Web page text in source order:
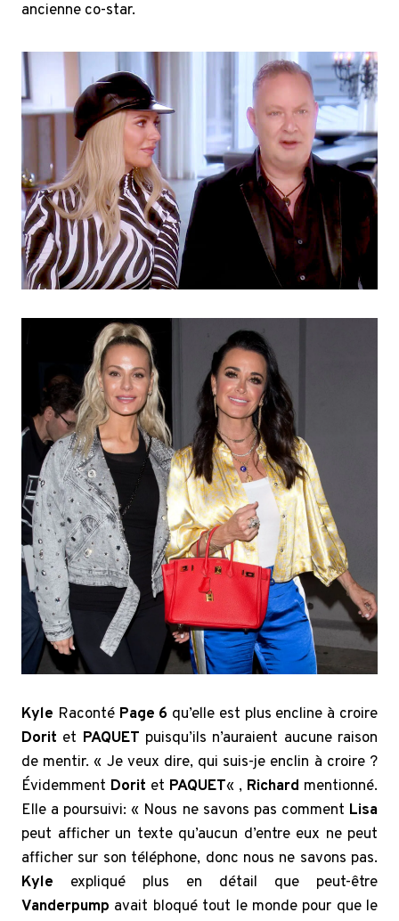
ancienne co-star.
Kyle Raconté Page 6 qu’elle est plus encline à croire
Dorit et PAQUET puisqu’ils n’auraient aucune raison
de mentir. « Je veux dire, qui suis-je enclin à croire ?
Évidemment Dorit et PAQUET« , Richard mentionné.
Elle a poursuivi: « Nous ne savons pas comment Lisa
peut afficher un texte qu’aucun d’entre eux ne peut
afficher sur son téléphone, donc nous ne savons pas.
Kyle expliqué plus en détail que peut-être
Vanderpump avait bloqué tout le monde pour que le